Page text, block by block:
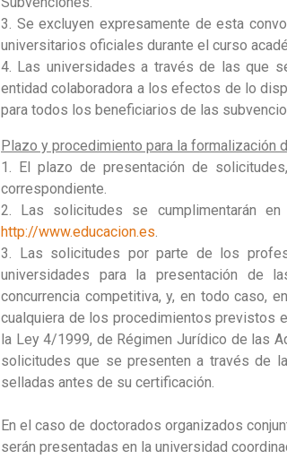
3. Se excluyen expresamente de esta
universitarios oficiales durante el curso
4. Las universidades a través de las que
entidad colaboradora a los efectos de lo
para todos los beneficiarios de las
Plazo y procedimiento para la
1. El plazo de presentación de
correspondiente.
2. Las solicitudes se cumplimentarán
http://www.educacion.es.
3. Las solicitudes por parte de los
universidades para la presentación de
concurrencia competitiva, y, en todo caso,
cualquiera de los procedimientos previstos
la Ley 4/1999, de Régimen Jurídico de las
solicitudes que se presenten a través de
selladas antes de su certificación.
En el caso de doctorados organizados
serán presentadas en la universidad